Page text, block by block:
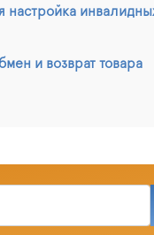
настройка
и возврат товара